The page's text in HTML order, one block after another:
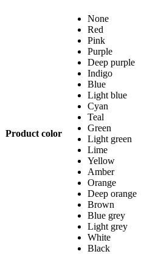
Product color
None
Red
Pink
Purple
Deep purple
Indigo
Blue
Light blue
Cyan
Teal
Green
Light green
Lime
Yellow
Amber
Orange
Deep orange
Brown
Blue grey
Light grey
White
Black